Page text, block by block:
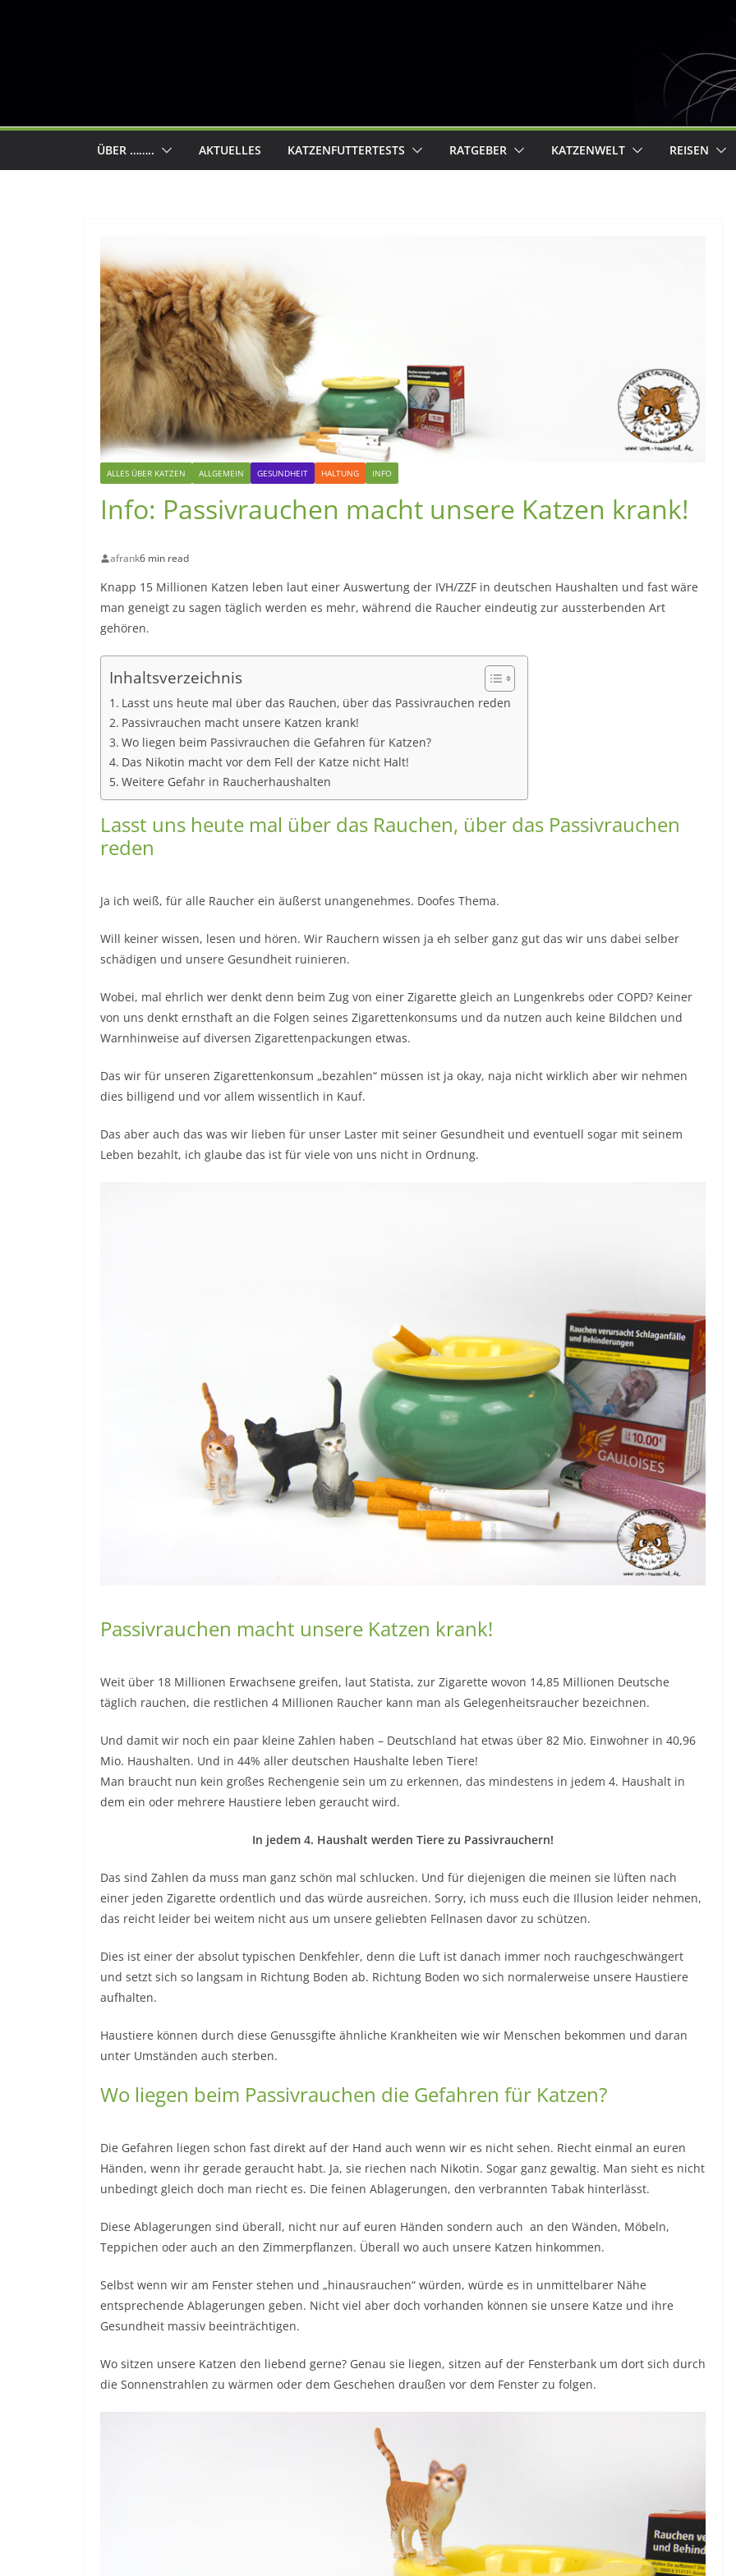
ÜBER …….. AKTUELLES KATZENFUTTERTESTS RATGEBER KATZENWELT REISEN
ALLES ÜBER KATZEN ALLGEMEIN GESUNDHEIT HALTUNG INFO
Info: Passivrauchen macht unsere Katzen krank!
afrank6 min read
Knapp 15 Millionen Katzen leben laut einer Auswertung der IVH/ZZF in deutschen Haushalten und fast wäre
man geneigt zu sagen täglich werden es mehr, während die Raucher eindeutig zur aussterbenden Art
gehören.
Inhaltsverzeichnis
Lasst uns heute mal über das Rauchen, über das Passivrauchen reden
Passivrauchen macht unsere Katzen krank!
Wo liegen beim Passivrauchen die Gefahren für Katzen?
Das Nikotin macht vor dem Fell der Katze nicht Halt!
Weitere Gefahr in Raucherhaushalten
Lasst uns heute mal über das Rauchen, über das Passivrauchen
reden
Ja ich weiß, für alle Raucher ein äußerst unangenehmes. Doofes Thema.
Will keiner wissen, lesen und hören. Wir Rauchern wissen ja eh selber ganz gut das wir uns dabei selber
schädigen und unsere Gesundheit ruinieren.
Wobei, mal ehrlich wer denkt denn beim Zug von einer Zigarette gleich an Lungenkrebs oder COPD? Keiner
von uns denkt ernsthaft an die Folgen seines Zigarettenkonsums und da nutzen auch keine Bildchen und
Warnhinweise auf diversen Zigarettenpackungen etwas.
Das wir für unseren Zigarettenkonsum „bezahlen“ müssen ist ja okay, naja nicht wirklich aber wir nehmen
dies billigend und vor allem wissentlich in Kauf.
Das aber auch das was wir lieben für unser Laster mit seiner Gesundheit und eventuell sogar mit seinem
Leben bezahlt, ich glaube das ist für viele von uns nicht in Ordnung.
Passivrauchen macht unsere Katzen krank!
Weit über 18 Millionen Erwachsene greifen, laut Statista, zur Zigarette wovon 14,85 Millionen Deutsche
täglich rauchen, die restlichen 4 Millionen Raucher kann man als Gelegenheitsraucher bezeichnen.
Und damit wir noch ein paar kleine Zahlen haben – Deutschland hat etwas über 82 Mio. Einwohner in 40,96
Mio. Haushalten. Und in 44% aller deutschen Haushalte leben Tiere!
Man braucht nun kein großes Rechengenie sein um zu erkennen, das mindestens in jedem 4. Haushalt in
dem ein oder mehrere Haustiere leben geraucht wird.
In jedem 4. Haushalt werden Tiere zu Passivrauchern!
Das sind Zahlen da muss man ganz schön mal schlucken. Und für diejenigen die meinen sie lüften nach
einer jeden Zigarette ordentlich und das würde ausreichen. Sorry, ich muss euch die Illusion leider nehmen,
das reicht leider bei weitem nicht aus um unsere geliebten Fellnasen davor zu schützen.
Dies ist einer der absolut typischen Denkfehler, denn die Luft ist danach immer noch rauchgeschwängert
und setzt sich so langsam in Richtung Boden ab. Richtung Boden wo sich normalerweise unsere Haustiere
aufhalten.
Haustiere können durch diese Genussgifte ähnliche Krankheiten wie wir Menschen bekommen und daran
unter Umständen auch sterben.
Wo liegen beim Passivrauchen die Gefahren für Katzen?
Die Gefahren liegen schon fast direkt auf der Hand auch wenn wir es nicht sehen. Riecht einmal an euren
Händen, wenn ihr gerade geraucht habt. Ja, sie riechen nach Nikotin. Sogar ganz gewaltig. Man sieht es nicht
unbedingt gleich doch man riecht es. Die feinen Ablagerungen, den verbrannten Tabak hinterlässt.
Diese Ablagerungen sind überall, nicht nur auf euren Händen sondern auch an den Wänden, Möbeln,
Teppichen oder auch an den Zimmerpflanzen. Überall wo auch unsere Katzen hinkommen.
Selbst wenn wir am Fenster stehen und „hinausrauchen“ würden, würde es in unmittelbarer Nähe
entsprechende Ablagerungen geben. Nicht viel aber doch vorhanden können sie unsere Katze und ihre
Gesundheit massiv beeinträchtigen.
Wo sitzen unsere Katzen den liebend gerne? Genau sie liegen, sitzen auf der Fensterbank um dort sich durch
die Sonnenstrahlen zu wärmen oder dem Geschehen draußen vor dem Fenster zu folgen.